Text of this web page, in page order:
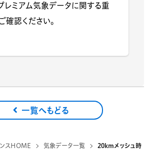
レミアム気象データに関する重
確認ください。
一覧へもどる
スHOME 気象データ一覧
20kmメッシュ時